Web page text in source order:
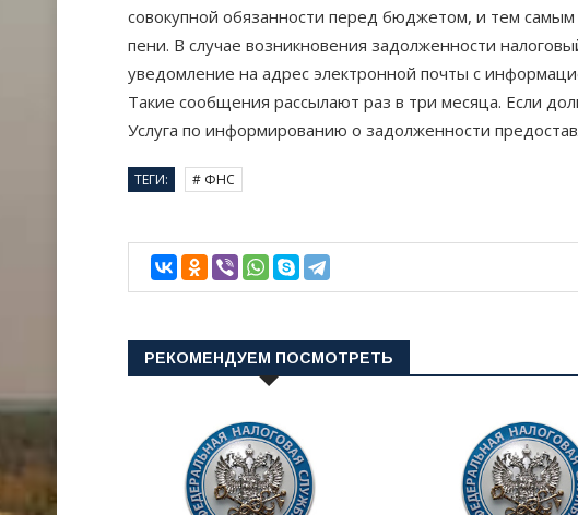
совокупной обязанности перед бюджетом, и тем
пени. В случае возникновения задолженности
уведомление на адрес электронной почты с
Такие сообщения рассылают раз в три месяца. Если
Услуга по информированию о задолженности
ТЕГИ: # ФНС
РЕКОМЕНДУЕМ ПОСМОТРЕТЬ